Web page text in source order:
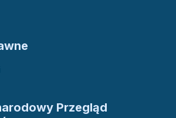
Przegląd